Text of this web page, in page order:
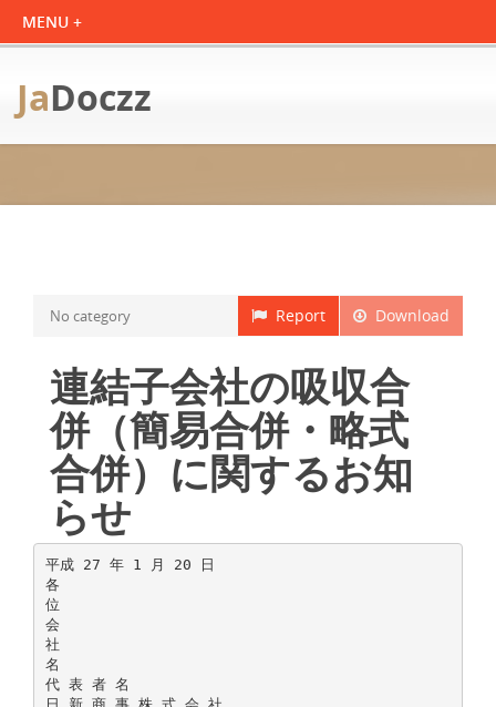
JaDoczz
Download
Report
No category
連結子会社の吸収合
併（簡易合併・略式
合併）に関するお知
らせ
平成 27 年 1 月 20 日
各
位
会
社
名
代 表 者 名
日 新 商 事 株 式 会 社